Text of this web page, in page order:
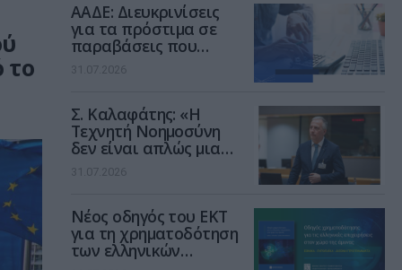
το
ΑΑΔΕ: Διευκρινίσεις
για τα πρόστιμα σε
παραβάσεις που
αφορούν τους ΦΗΜ
31.07.2026
Σ. Καλαφάτης: «Η
Τεχνητή Νοημοσύνη
δεν είναι απλώς μια
νέα τεχνολογία, είναι
μια νέα βιομηχανική
31.07.2026
Νέος οδηγός του ΕΚΤ
για τη χρηματοδότηση
των ελληνικών